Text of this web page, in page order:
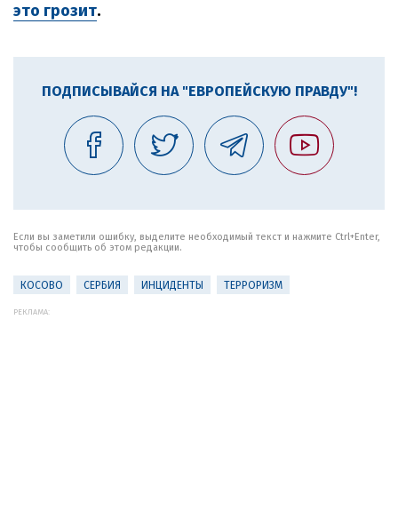
это грозит.
ПОДПИСЫВАЙСЯ НА "ЕВРОПЕЙСКУЮ ПРАВДУ"!
Если вы заметили ошибку, выделите необходимый текст и нажмите Ctrl+Enter,
чтобы сообщить об этом редакции.
КОСОВО СЕРБИЯ ИНЦИДЕНТЫ ТЕРРОРИЗМ
РЕКЛАМА: